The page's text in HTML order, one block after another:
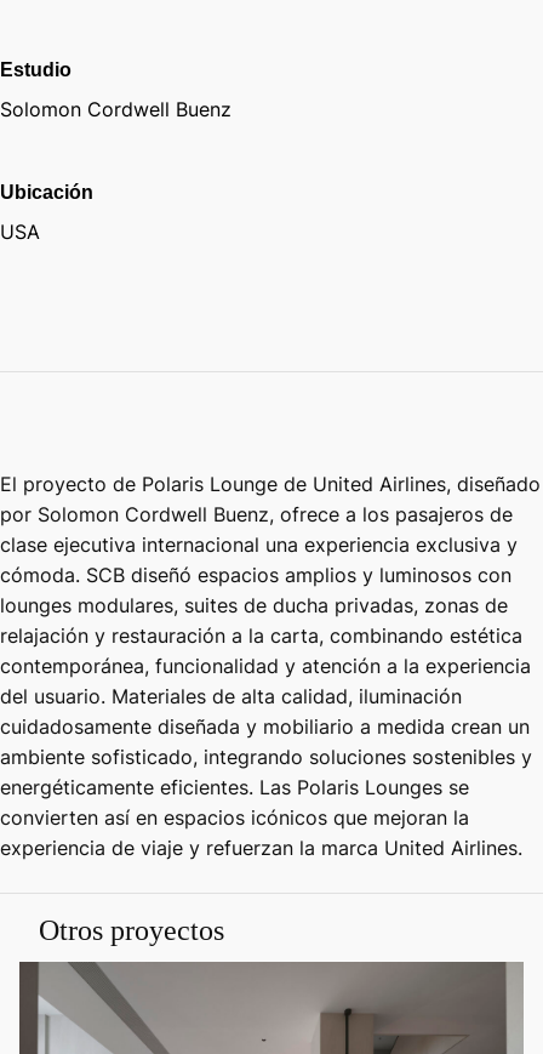
Estudio
Solomon Cordwell Buenz
Ubicación
USA
El proyecto de Polaris Lounge de United Airlines, diseñado
por Solomon Cordwell Buenz, ofrece a los pasajeros de
clase ejecutiva internacional una experiencia exclusiva y
cómoda. SCB diseñó espacios amplios y luminosos con
lounges modulares, suites de ducha privadas, zonas de
relajación y restauración a la carta, combinando estética
contemporánea, funcionalidad y atención a la experiencia
del usuario. Materiales de alta calidad, iluminación
cuidadosamente diseñada y mobiliario a medida crean un
ambiente sofisticado, integrando soluciones sostenibles y
energéticamente eficientes. Las Polaris Lounges se
convierten así en espacios icónicos que mejoran la
experiencia de viaje y refuerzan la marca United Airlines.
Otros proyectos